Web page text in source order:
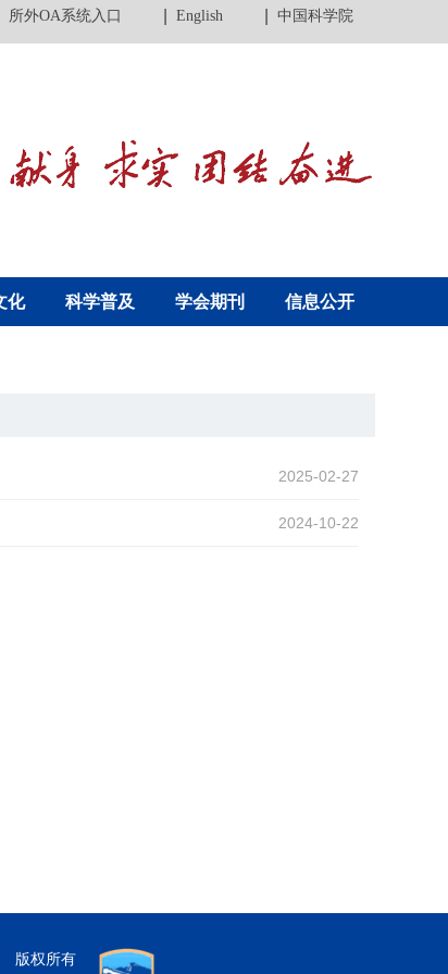
所外OA系统入口 English 中国科学院
化 科学普及 学会期刊 信息公开
2025-02-27
2024-10-22
版权所有